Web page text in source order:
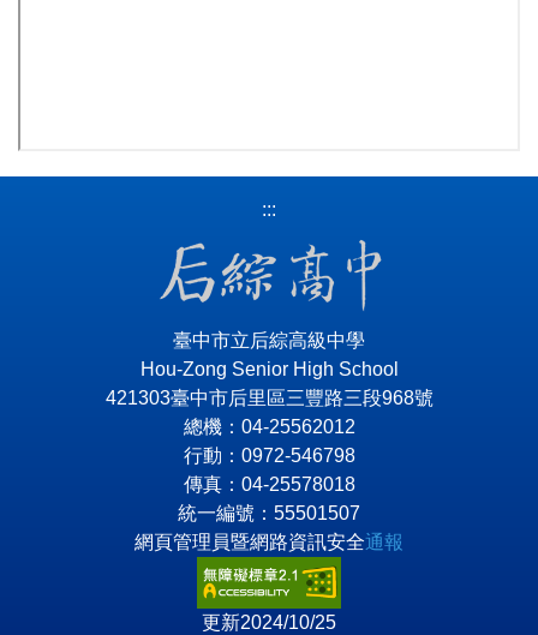
:::
臺中市立后綜高級中學
Hou-Zong Senior High School
421303臺中市后里區三豐路三段968號
總機：04-25562012
行動：0972-546798
傳真：04-25578018
統一編號：55501507
網頁管理員暨網路資訊安全通報
更新2024/10/25